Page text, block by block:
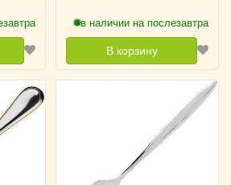
в наличии на послезавтра
В корзину